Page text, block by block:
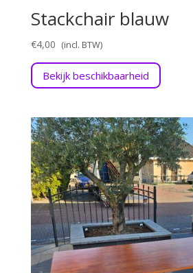
Stackchair blauw
€4,00
Bekijk beschikbaarheid